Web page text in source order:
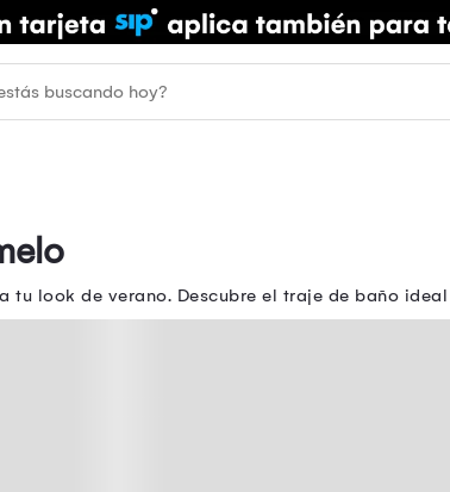
look de verano. Descubre el traje de baño